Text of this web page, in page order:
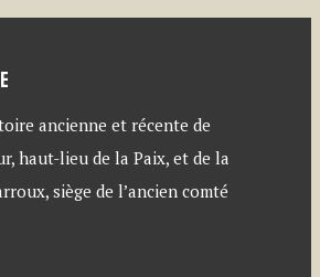
ancienne et récente de
haut-lieu de la Paix, et de la
siège de l’ancien comté